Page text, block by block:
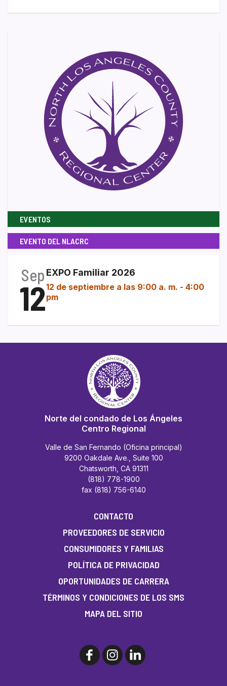
EVENTOS
EVENTO DEL NLACRC
Sep
12
EXPO Familiar 2026
12 de septiembre a las 9:00 a. m. - 4:00
pm
Norte del condado de Los Ángeles
Centro Regional
Valle de San Fernando (Oficina principal)
9200 Oakdale Ave., Suite 100
Chatsworth, CA 91311
(818) 778-1900
fax (818) 756-6140
CONTACTO
PROVEEDORES DE SERVICIO
CONSUMIDORES Y FAMILIAS
POLÍTICA DE PRIVACIDAD
OPORTUNIDADES DE CARRERA
TÉRMINOS Y CONDICIONES DE LOS SMS
MAPA DEL SITIO